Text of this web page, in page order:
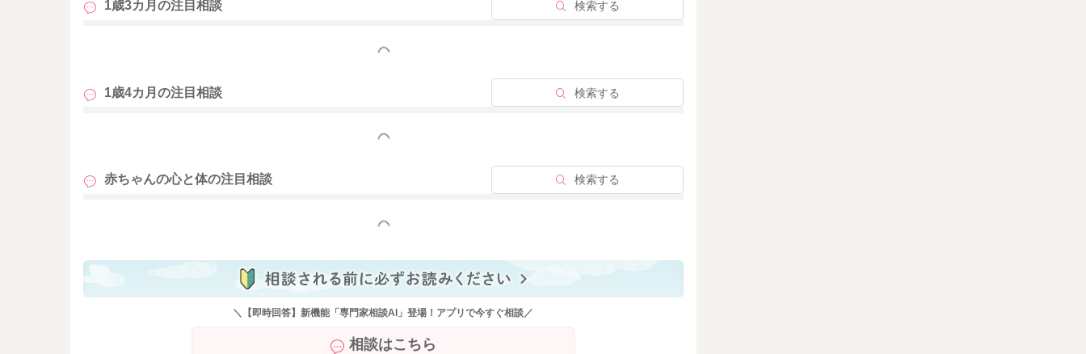
どうぞよろしくお願いします。
1歳3カ月の注目相談 検索する
もっと見る
1歳4カ月の注目相談 検索する
もっと見る
赤ちゃんの心と体の注目相談 検索する
もっと見る
＼【即時回答】新機能「専門家相談AI」登場！アプリで今すぐ相談／
相談はこちら